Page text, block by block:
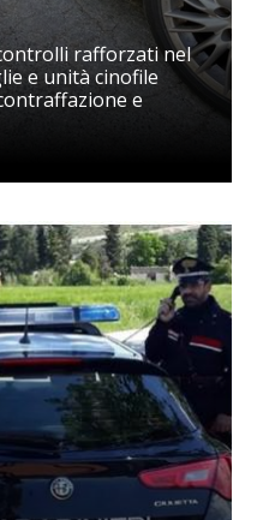
rafforzati nel
e unità cinofile
e